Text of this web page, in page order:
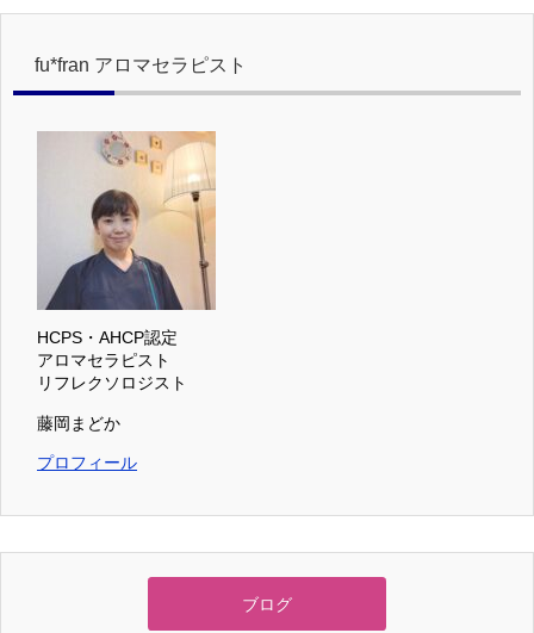
fu*fran アロマセラピスト
HCPS・AHCP認定
アロマセラピスト
リフレクソロジスト
藤岡まどか
プロフィール
ブログ